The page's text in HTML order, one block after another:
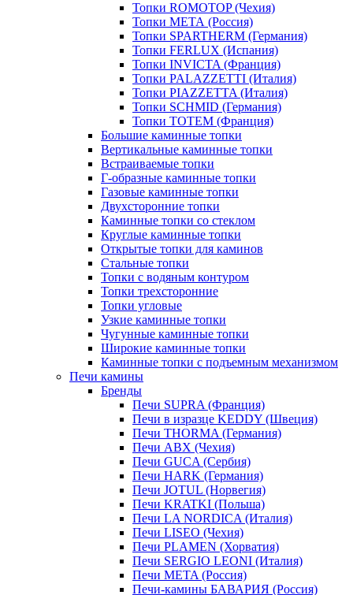
Топки ROMOTOP (Чехия)
Топки МЕТА (Россия)
Топки SPARTHERM (Германия)
Топки FERLUX (Испания)
Топки INVICTA (Франция)
Топки PALAZZETTI (Италия)
Топки PIAZZETTA (Италия)
Топки SCHMID (Германия)
Топки TOTEM (Франция)
Большие каминные топки
Вертикальные каминные топки
Встраиваемые топки
Г-образные каминные топки
Газовые каминные топки
Двухсторонние топки
Каминные топки со стеклом
Круглые каминные топки
Открытые топки для каминов
Стальные топки
Топки с водяным контуром
Топки трехсторонние
Топки угловые
Узкие каминные топки
Чугунные каминные топки
Широкие каминные топки
Каминные топки с подъемным механизмом
Печи камины
Бренды
Печи SUPRA (Франция)
Печи в изразце KEDDY (Швеция)
Печи THORMA (Германия)
Печи ABX (Чехия)
Печи GUCA (Сербия)
Печи HARK (Германия)
Печи JOTUL (Норвегия)
Печи KRATKI (Польша)
Печи LA NORDICA (Италия)
Печи LISEO (Чехия)
Печи PLAMEN (Хорватия)
Печи SERGIO LEONI (Италия)
Печи META (Россия)
Печи-камины БАВАРИЯ (Россия)